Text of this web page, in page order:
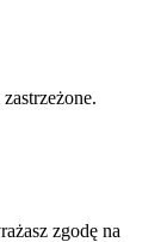
zgodę na